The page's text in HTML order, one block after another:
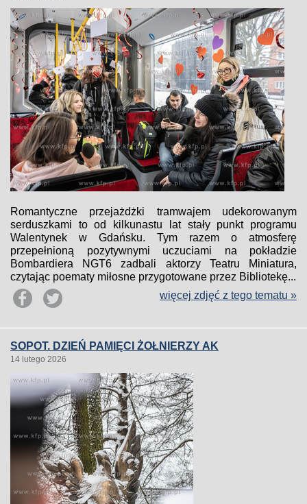
Romantyczne przejażdżki tramwajem udekorowanym
serduszkami to od kilkunastu lat stały punkt programu
Walentynek w Gdańsku. Tym razem o atmosferę
przepełnioną pozytywnymi uczuciami na pokładzie
Bombardiera NGT6 zadbali aktorzy Teatru Miniatura,
czytając poematy miłosne przygotowane przez Bibliotekę...
więcej zdjęć z tego tematu »
SOPOT. DZIEŃ PAMIĘCI ŻOŁNIERZY AK
14 lutego 2026